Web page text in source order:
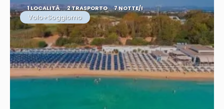
1 LOCALITÀ 2 TRASPORTO 7 NOTTE/I
Volo+Soggiorno